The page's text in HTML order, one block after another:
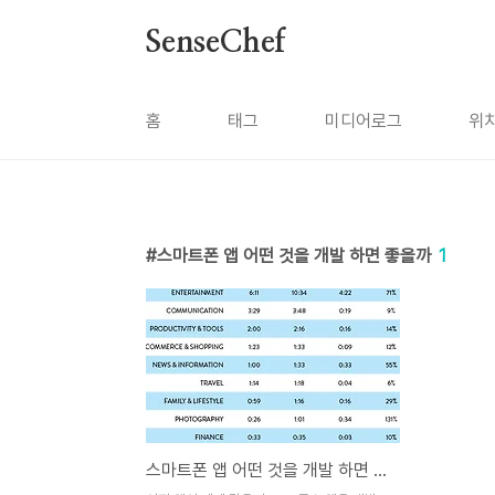
SenseChef
홈 태그 미디어로그 위
스마트폰 앱 어떤 것을 개발 하면 좋을까 1
스마트폰 앱 어떤 것을 개발 하면 좋을까?